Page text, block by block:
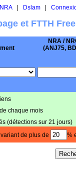
NRA| Dslam|
et FTTH
NRA /
(ANJ75,
chaque mois
(détections sur 21 jours)
de plus de %